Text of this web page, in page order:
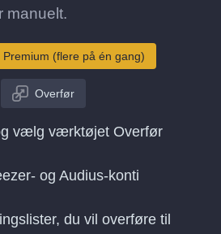
manuelt.
Premium (flere på én gang)
Overfør
vælg værktøjet Overfør
og Audius-konti
du vil overføre til